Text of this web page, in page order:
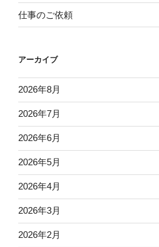
仕事のご依頼
アーカイブ
2026年8月
2026年7月
2026年6月
2026年5月
2026年4月
2026年3月
2026年2月